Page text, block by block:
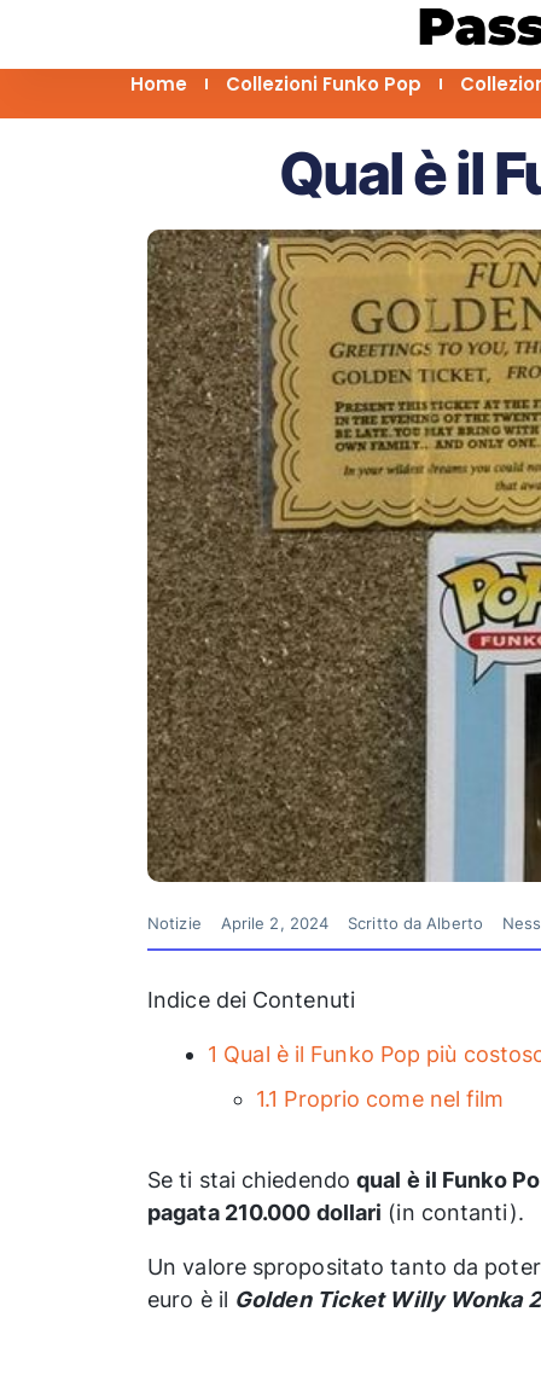
Home Collezioni Funko Pop
Qual è il
Notizie Aprile 2, 2024 Scritto da Alberto
Indice dei Contenuti
1 Qual è il Funko Pop più
1.1 Proprio come nel film
Se ti stai chiedendoqual è il Funko
pagata 210.000 dollari (in contanti).
Un valore spropositato tanto da
euro è il Golden Ticket Willy Wonka